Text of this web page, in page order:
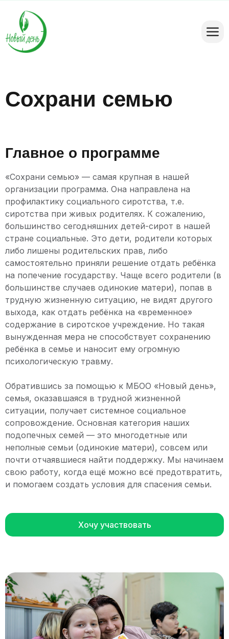
Сохрани семью
Главное о программе
«Сохрани семью» — самая крупная в нашей
организации программа. Она направлена на
профилактику социального сиротства, т.е.
сиротства при живых родителях. К сожалению,
большинство сегодняшних детей-сирот в нашей
стране социальные. Это дети, родители которых
либо лишены родительских прав, либо
самостоятельно приняли решение отдать ребёнка
на попечение государству. Чаще всего родители (в
большинстве случаев одинокие матери), попав в
трудную жизненную ситуацию, не видят другого
выхода, как отдать ребёнка на «временное»
содержание в сиротское учреждение. Но такая
вынужденная мера не способствует сохранению
ребёнка в семье и наносит ему огромную
психологическую травму.
Обратившись за помощью к МБОО «Новый день»,
семья, оказавшаяся в трудной жизненной
ситуации, получает системное социальное
сопровождение. Основная категория наших
подопечных семей — это многодетные или
неполные семьи (одинокие матери), совсем или
почти отчаявшиеся найти поддержку. Мы начинаем
свою работу, когда ещё можно всё предотвратить,
и помогаем создать условия для спасения семьи.
Хочу участвовать